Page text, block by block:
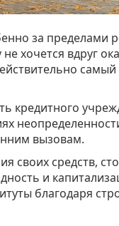
за пределами
хочется вдруг
кредитного
вызовам.
средств,
и
благодаря